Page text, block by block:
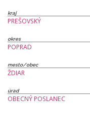
kraj
PREŠOVSKÝ
okres
POPRAD
mesto/obec
ŽDIAR
úrad
OBECNÝ POSLANEC